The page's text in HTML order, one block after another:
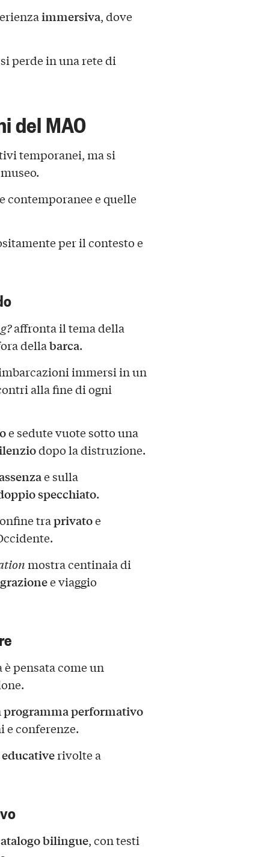
immersiva, dove
perde in una rete di
del MAO
temporanei, ma si
contemporanee e quelle
per il contesto e
affronta il tema della
dellabarca.
immersi in un
alla fine di ogni
e sedute vuote sotto una
dopo la distruzione.
e sulla
specchiato.
traprivatoe
mostra centinaia di
e viaggio
pensata come un
programma performativo
conferenze.
educativerivolte a
bilingue, con testi